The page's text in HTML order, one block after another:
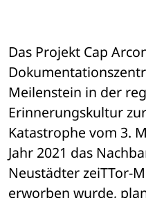
Das Projekt Cap
Meilenstein in der
Erinnerungskultur
Katastrophe vom 3.
Jahr 2021 das
Neustädter zeiTTor-
erworben wurde,